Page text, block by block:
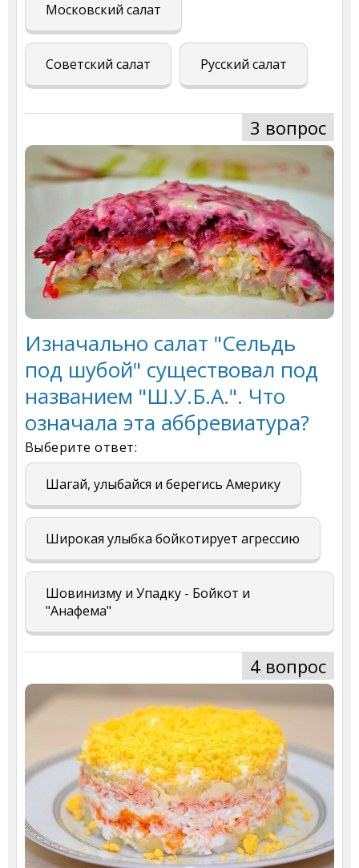
Московский салат
Советский салат Русский салат
3 вопрос
Изначально салат "Сельдь
под шубой" существовал под
названием "Ш.У.Б.А.". Что
означала эта аббревиатура?
Выберите ответ:
Шагай, улыбайся и берегись Америку
Широкая улыбка бойкотирует агрессию
Шовинизму и Упадку - Бойкот и
"Анафема"
4 вопрос